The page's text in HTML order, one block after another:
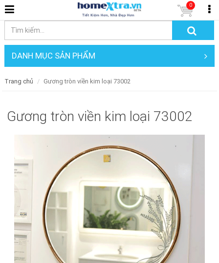
0
DANH MỤC SẢN PHẨM
Trang chủ Gương tròn viền kim loại 73002
Gương tròn viền kim loại 73002